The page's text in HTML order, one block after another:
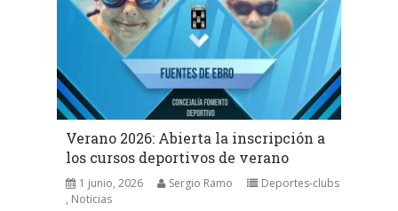
Verano 2026: Abierta la inscripción a
los cursos deportivos de verano
1 junio, 2026 Sergio Ramo
Deportes-clubs
, Noticias